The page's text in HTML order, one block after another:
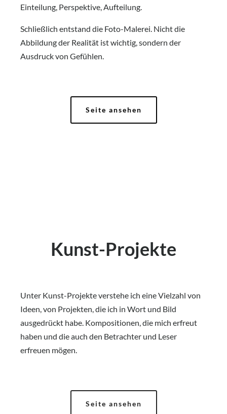
Einteilung, Perspektive, Aufteilung.
Schließlich entstand die Foto-Malerei. Nicht die
Abbildung der Realität ist wichtig, sondern der
Ausdruck von Gefühlen.
Seite ansehen
Kunst-Projekte
Unter Kunst-Projekte verstehe ich eine Vielzahl von
Ideen, von Projekten, die ich in Wort und Bild
ausgedrückt habe. Kompositionen, die mich erfreut
haben und die auch den Betrachter und Leser
erfreuen mögen.
Seite ansehen